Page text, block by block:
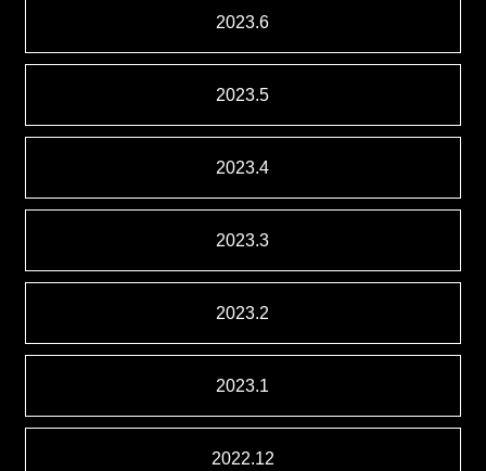
2023.6
2023.5
2023.4
2023.3
2023.2
2023.1
2022.12